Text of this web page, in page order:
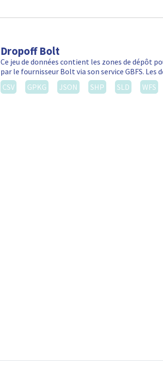
Dropoff Bolt
Ce jeu de données contient les zones de dépôt
par le fournisseur Bolt via son service GBFS.
CSV
GPKG JSON SHP SLD WFS